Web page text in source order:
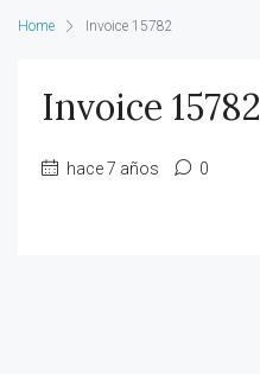
Home Invoice 15782
Invoice 15782
hace 7 años 0